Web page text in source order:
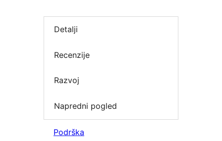
Detalji
Recenzije
Razvoj
Napredni pogled
Podrška